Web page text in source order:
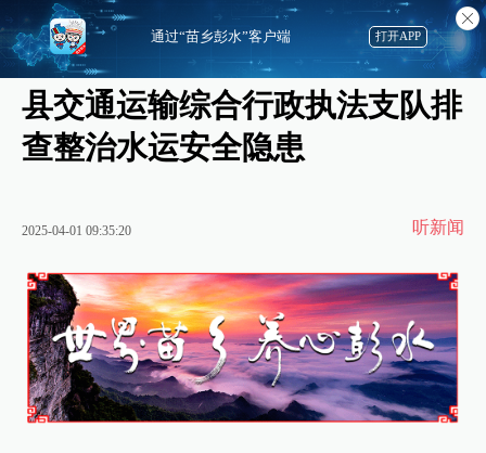
县交通运输综合行政执法支队排
查整治水运安全隐患
2025-04-01 09:35:20 听新闻
通过“苗乡彭水”客户端 打开APP